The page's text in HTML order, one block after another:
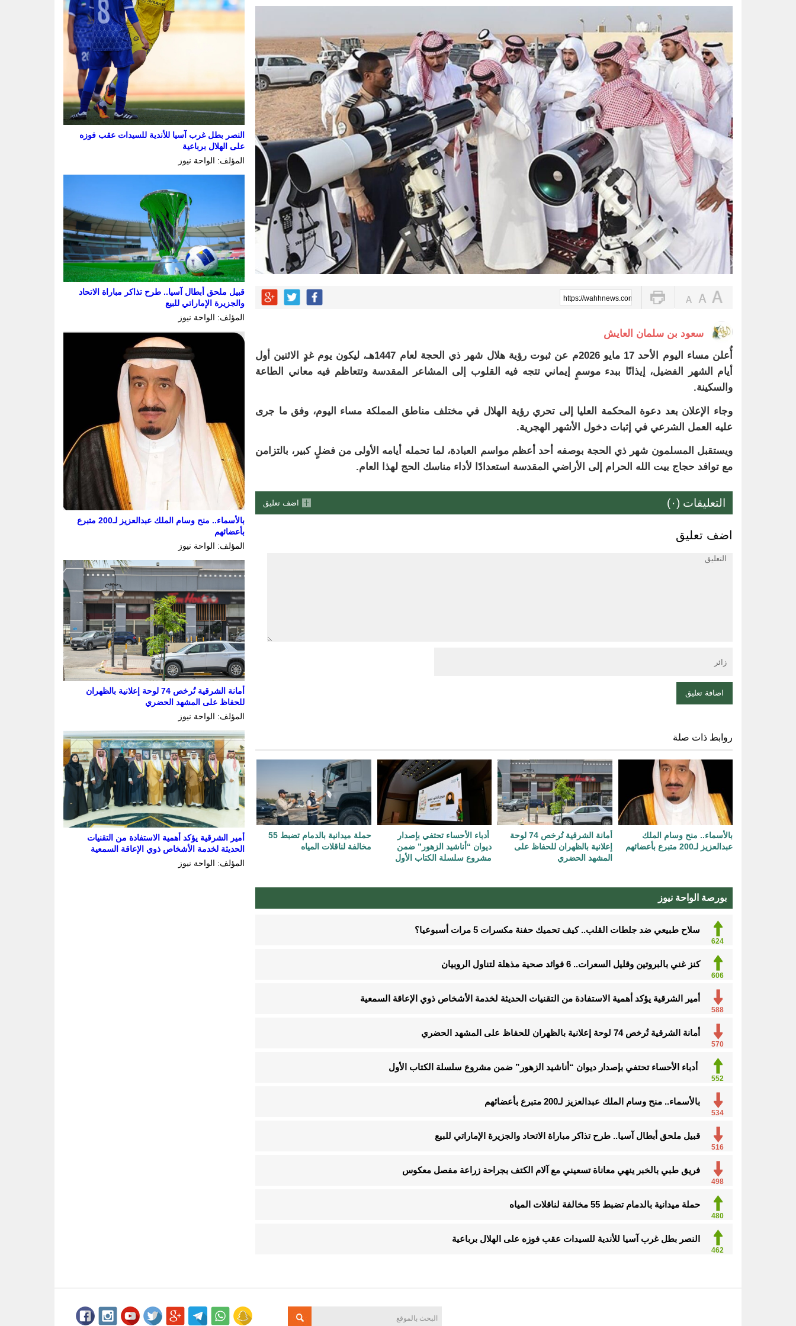
الواحة نيوز صحيفة ترصد نبض الأحساء لحظة بلحظةأمير الشرقية يؤكد أهمية الاستفادة من التقنيات الحديثة لخدمة الأشخاص ذوي الإعاقة السمعية
أدباء الأحساء تحتفي بإصدار ديوان “أناشيد الزهور” ضمن مشروع سلسلة الكتاب الأول
فريق طبي بالخبر ينهي معاناة تسعيني مع آلام الكتف بجراحة زراعة مفصل معكوس
حملة ميدانية بالدمام تضبط 55 مخالفة لناقلات المياه
أمير الشرقية يستقبل رئيس الهيئة السعودية للمياه ويطّلع على جهودها في المنطقة
نيابةً عن محافظ الأحساء.. وكيل المحافظة يرأس اجتماع لجنة السلامة المرورية
سلاح طبيعي ضد جلطات القلب.. كيف تحميك حفنة مكسرات 5 مرات أسبوعيا؟
https://wahhnews.com/?p=102929
سعود بن سلمان العايش
أُعلن مساء اليوم الأحد 17 مايو 2026م عن ثبوت رؤية هلال شهر ذي الحجة لعام 1447هـ، ليكون يوم غدٍ الاثنين أول
أيام الشهر الفضيل، إيذانًا ببدء موسمٍ إيماني تتجه فيه القلوب إلى المشاعر المقدسة وتتعاظم فيه معاني الطاعة
والسكينة.
وجاء الإعلان بعد دعوة المحكمة العليا إلى تحري رؤية الهلال في مختلف مناطق المملكة مساء اليوم، وفق ما جرى
عليه العمل الشرعي في إثبات دخول الأشهر الهجرية.
ويستقبل المسلمون شهر ذي الحجة بوصفه أحد أعظم مواسم العبادة، لما تحمله أيامه الأولى من فضلٍ كبير، بالتزامن
مع توافد حجاج بيت الله الحرام إلى الأراضي المقدسة استعدادًا لأداء مناسك الحج لهذا العام.
التعليقات (٠) اضف تعليق
اضف تعليق
روابط ذات صلة
بالأسماء.. منح وسام الملك
عبدالعزيز لـ200 متبرع بأعضائهم
أمانة الشرقية تُرخص 74 لوحة
إعلانية بالظهران للحفاظ على
المشهد الحضري
أدباء الأحساء تحتفي بإصدار
ديوان “أناشيد الزهور” ضمن
مشروع سلسلة الكتاب الأول
حملة ميدانية بالدمام تضبط 55
مخالفة لناقلات المياه
بورصة الواحة نيوز
624
سلاح طبيعي ضد جلطات القلب.. كيف تحميك حفنة مكسرات 5 مرات أسبوعيا؟
606
كنز غني بالبروتين وقليل السعرات.. 6 فوائد صحية مذهلة لتناول الروبيان
588
أمير الشرقية يؤكد أهمية الاستفادة من التقنيات الحديثة لخدمة الأشخاص ذوي الإعاقة السمعية
570
أمانة الشرقية تُرخص 74 لوحة إعلانية بالظهران للحفاظ على المشهد الحضري
552
أدباء الأحساء تحتفي بإصدار ديوان “أناشيد الزهور” ضمن مشروع سلسلة الكتاب الأول
534
بالأسماء.. منح وسام الملك عبدالعزيز لـ200 متبرع بأعضائهم
516
قبيل ملحق أبطال آسيا.. طرح تذاكر مباراة الاتحاد والجزيرة الإماراتي للبيع
498
فريق طبي بالخبر ينهي معاناة تسعيني مع آلام الكتف بجراحة زراعة مفصل معكوس
480
حملة ميدانية بالدمام تضبط 55 مخالفة لناقلات المياه
462
النصر بطل غرب آسيا للأندية للسيدات عقب فوزه على الهلال برباعية
النصر بطل غرب آسيا للأندية للسيدات عقب فوزه
على الهلال برباعية
المؤلف: الواحة نيوز
قبيل ملحق أبطال آسيا.. طرح تذاكر مباراة الاتحاد
والجزيرة الإماراتي للبيع
المؤلف: الواحة نيوز
بالأسماء.. منح وسام الملك عبدالعزيز لـ200 متبرع
بأعضائهم
المؤلف: الواحة نيوز
أمانة الشرقية تُرخص 74 لوحة إعلانية بالظهران
للحفاظ على المشهد الحضري
المؤلف: الواحة نيوز
أمير الشرقية يؤكد أهمية الاستفادة من التقنيات
الحديثة لخدمة الأشخاص ذوي الإعاقة السمعية
المؤلف: الواحة نيوز